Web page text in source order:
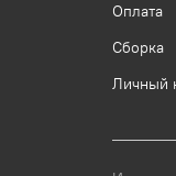
Оплата
Сборка
Личный